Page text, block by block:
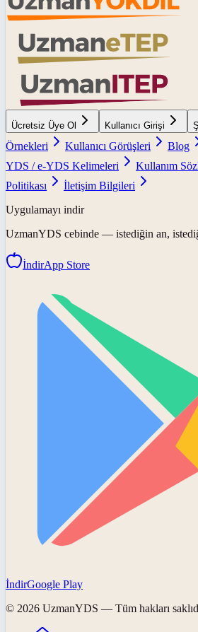
Ücretsiz Üye Ol Kullanıcı Girişi
Örnekleri
Kullanıcı Görüşleri Blog
YDS / e-YDS Kelimeleri
Kullanım
Politikası
İletişim Bilgileri
Uygulamayı indir
UzmanYDS cebinde — istediğin an,
İndirApp Store
İndirGoogle Play
© 2026 UzmanYDS — Tüm hakları